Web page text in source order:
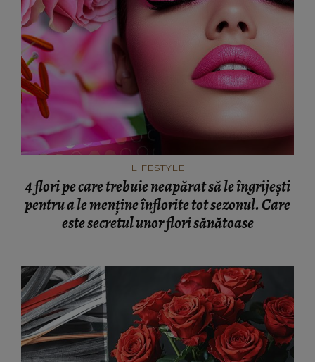
LIFESTYLE
4 flori pe care trebuie neapărat să le îngrijești
pentru a le menține înflorite tot sezonul. Care
este secretul unor flori sănătoase